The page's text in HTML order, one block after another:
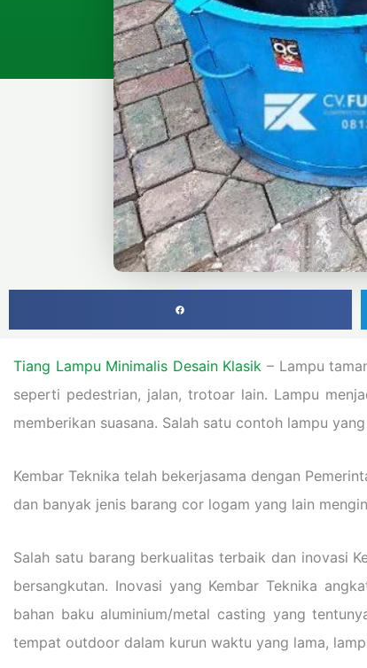
Tiang Lampu Minimalis Desain Klasik – Lampu
seperti pedestrian, jalan, trotoar lain. Lampu
memberikan suasana. Salah satu contoh lampu
Kembar Teknika telah bekerjasama dengan
dan banyak jenis barang cor logam yang lain
Salah satu barang berkualitas terbaik dan inovasi
bersangkutan. Inovasi yang Kembar Teknika
bahan baku aluminium/metal casting yang
tempat outdoor dalam kurun waktu yang lama,